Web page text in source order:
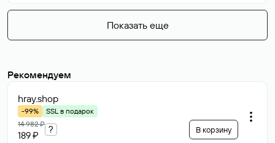
Показать еще
Рекомендуем
hray.shop
-99%
SSL в подарок
14 982 ₽
189 ₽
? В корзину